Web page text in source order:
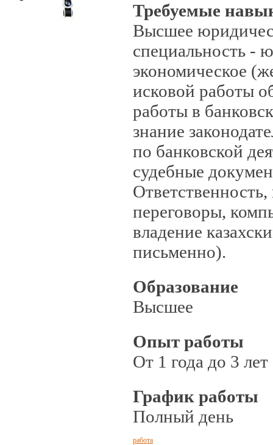
Требуемые
Высшее
специальность -
экономическое
исковой работы
работы в
знание
по банковской
судебные
переговоры,
владение
письменно).
Образование
Высшее
Опыт работы
От 1 года до 3 лет
График работы
Полный день
работа